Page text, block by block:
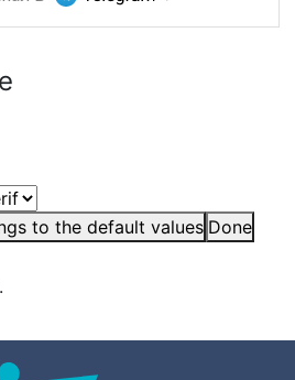
to the default values Done